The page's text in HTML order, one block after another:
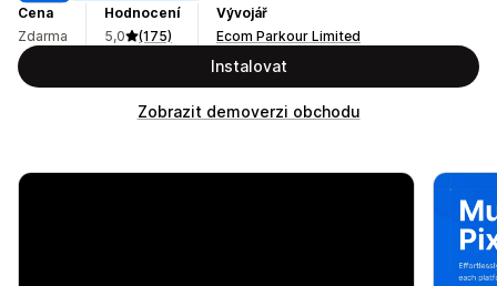
Cena
Zdarma
Hodnocení
5,0
(175)
Vývojář
Ecom Parkour Limited
Instalovat
Zobrazit demoverzi obchodu